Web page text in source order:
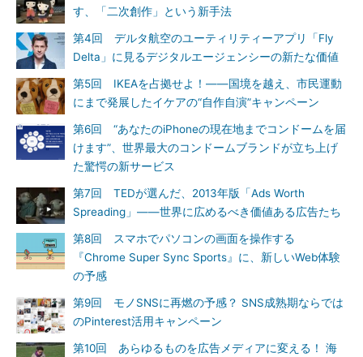
す、「二次創作」という新手法
第4回 デルタ航空のユーティリティーアプリ「Fly
Delta」に見るデジタルエージェンシーの新たな価値
第5回 IKEAを占拠せよ！――国境を越え、市民運動
にまで発展したイケアの“自作自演”キャンペーン
第6回 “あなたのiPhoneの現在地までコンドームを届
けます”、世界最大のコンドームブランドが立ち上げ
た驚愕の新サービス
第7回 TEDが選んだ、2013年版「Ads Worth
Spreading」――世界に広めるべき価値ある広告たち
第8回 スマホでパソコンの画面を操作する
『Chrome Super Sync Sports』に、新しいWeb体験
の予感
第9回 モノSNSに再燃の予感？ SNS成熟期ならでは
のPinterest活用キャンペーン
第10回 あらゆるものを広告メディアに変える！ 海